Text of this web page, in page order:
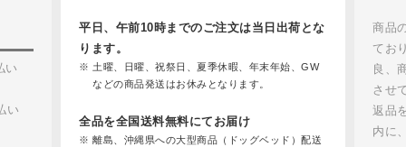
い
い
平日、午前10時までのご注文は当日出荷とな
ります。
土曜、日曜、祝祭日、夏季休暇、年末年始、GW
などの商品発送はお休みとなります。
全品を全国送料無料にてお届け
離島、沖縄県への大型商品（ドッグベッド）配送
商品
てお
良、
させ
返品
内に